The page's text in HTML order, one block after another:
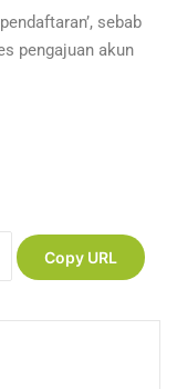
sebab
pengajuan akun
Copy URL